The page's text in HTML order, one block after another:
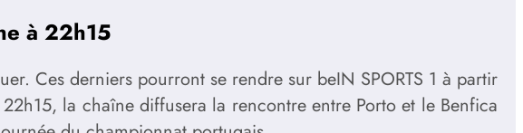
à 22h15
Ces derniers pourront se rendre sur beIN SPORTS 1 à partir
la chaîne diffusera la rencontre entre Porto et le Benfica